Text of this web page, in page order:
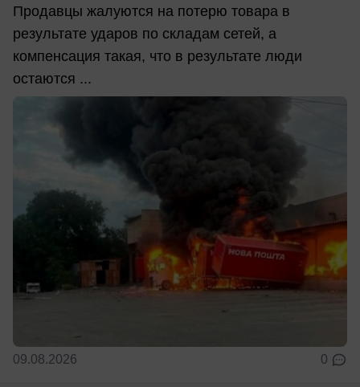
Продавцы жалуются на потерю товара в
результате ударов по складам сетей, а
компенсация такая, что в результате люди
остаются ...
09.08.2026 0